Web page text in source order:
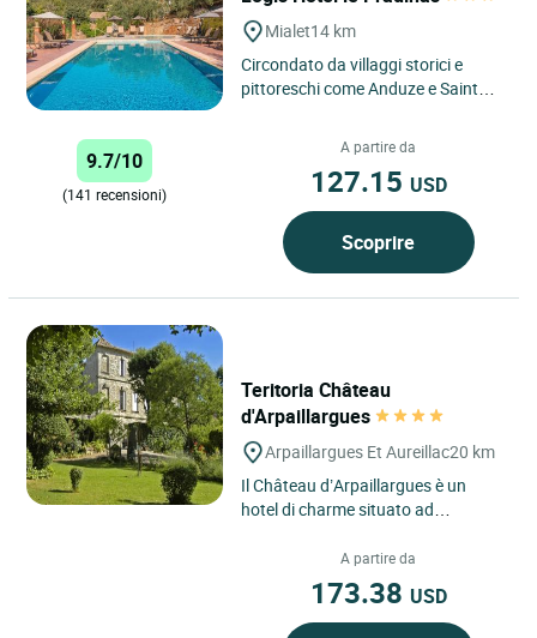
Mialet14 km
Circondato da villaggi storici e
pittoreschi come Anduze e Saint
conduzione familiare vi...
9.7/10
(141 recensioni)
A partire da
127.15 USD
Scoprire
Teritoria Château
d'Arpaillargues
Arpaillargues Et Aureillac20 km
Il Château d’Arpaillargues è un
hotel di charme situato ad
dipartimento del Gard, in...
A partire da
173.38 USD